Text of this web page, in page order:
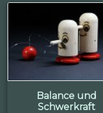
Balance und
Schwerkraft